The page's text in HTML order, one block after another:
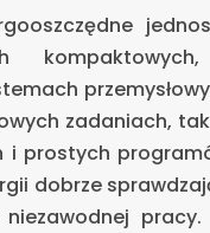
kompaktowych,
zadaniach,
i prostych
dobrze